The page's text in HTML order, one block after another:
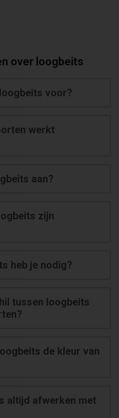
over loogbeits
voor?
werkt
aan?
zijn
heb je nodig?
tussen loogbeits
de kleur van
altijd afwerken met